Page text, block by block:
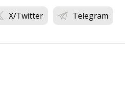
X/Twitter Telegram